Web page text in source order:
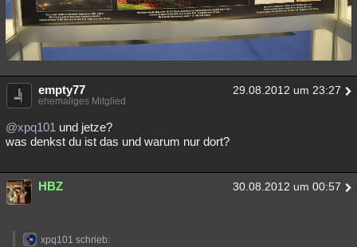
empty77 29.08.2012 um 23:27
ehemaliges Mitglied
@xpq101 und jetze?
was denkst du ist das und warum nur dort?
HBZ 30.08.2012 um 00:57
xpq101 schrieb: